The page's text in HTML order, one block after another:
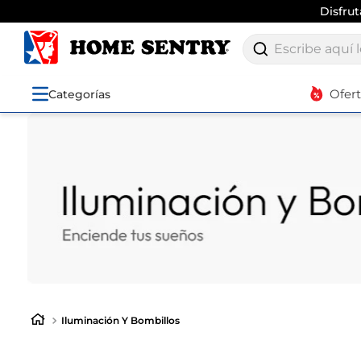
Escribe aquí lo
Categorías
Iluminación Y Bombillos